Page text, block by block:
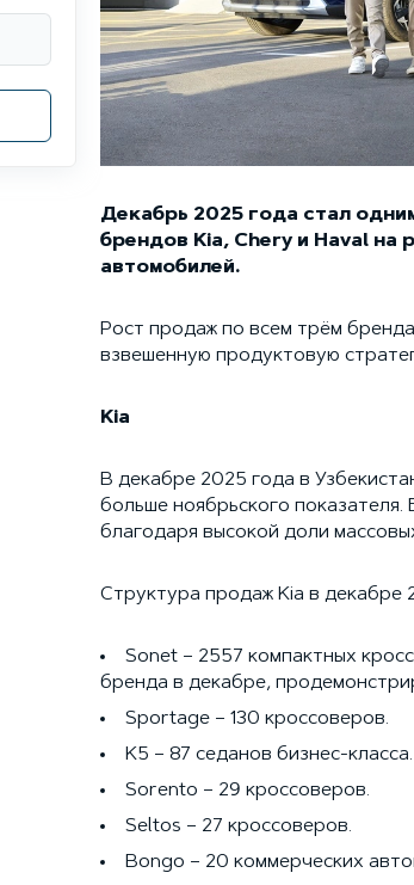
Декабрь 2025 года стал
брендов Kia, Chery и Haval на
автомобилей.
Рост продаж по всем трём
взвешенную продуктовую
Kia
В декабре 2025 года в
больше ноябрьского
благодаря высокой доли
Структура продаж Kia в декабре
Sonet – 2557 компактных
бренда в декабре,
Sportage – 130 кроссоверов.
K5 – 87 седанов бизнес-класса.
Sorento – 29 кроссоверов.
Seltos – 27 кроссоверов.
Bongo – 20 коммерческих